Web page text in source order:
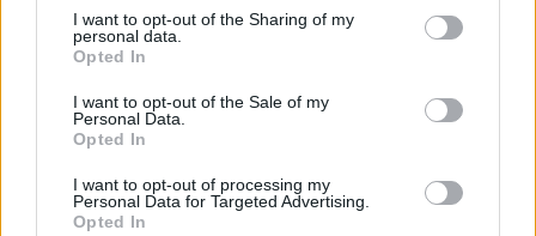
not limited to your visit or usage behaviour. You may click to
grant or deny consent to Google and its third-party tags to
use your data for below specified purposes in below Google
consent section.
I want to opt-out of the Sharing of my
personal data.
Opted In
I want to opt-out of the Sale of my
Personal Data.
Opted In
I want to opt-out of processing my
Personal Data for Targeted Advertising.
Opted In
F
a
ce
b
o
o
T
w
it
te
r
Pi
te
st
W
at
A
p
S
a
Articolo precedente